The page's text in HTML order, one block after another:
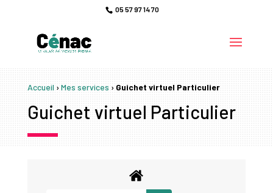
05 57 97 14 70
Accueil›Mes services›Guichet virtuel Particulier
Guichet virtuel Particulier